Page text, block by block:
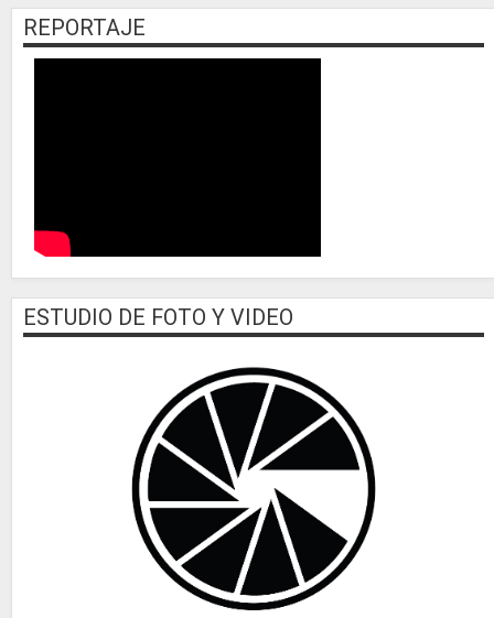
REPORTAJE
ESTUDIO DE FOTO Y VIDEO